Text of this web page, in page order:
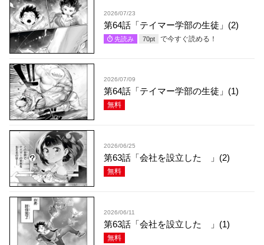
2026/07/23
第64話「テイマー学部の生徒」(2)
先読み 70pt で今すぐ読める！
2026/07/09
第64話「テイマー学部の生徒」(1)
無料
2026/06/25
第63話「会社を設立した 」(2)
無料
2026/06/11
第63話「会社を設立した 」(1)
無料